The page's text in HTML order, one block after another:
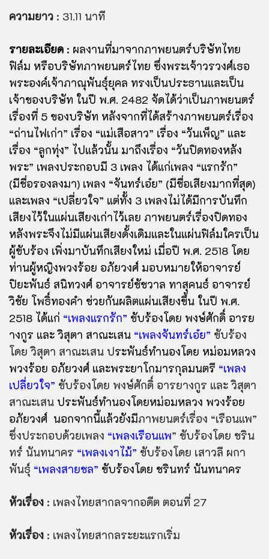
ความยาว : 31.11 นาที
รายละเอียด : ผลงานที่มาจากภาพยนตร์บริษัทไทย
ฟิล์ม หรือบริษัทภาพยนตร์ไทย ซึ่งพระเจ้าวรวงศ์เธอ
พระองค์เจ้าภาณุพันธ์ุยุคล ทรงเป็นประธานและเป็น
เจ้าของบริษัท ในปี พ.ศ. 2482 จัดได้ว่าเป็นภาพยนตร์
เรื่องที่ 5 ของบริษัท หลังจากที่ได้สร้างภาพยนตร์เรื่อง
“ถ่านไฟเก่า” เรื่อง “แม่เสือสาว” เรื่อง “วันเพ็ญ” และ
เรื่อง “ลูกทุ่ง” ไปแล้วนั้น มาถึงเรื่อง “วันปิดทองหลัง
พระ” เพลงประกอบมี 3 เพลง ได้แก่เพลง “แรกรัก”
(มีชื่อรองลงมา) เพลง “จันทร์เอ๋ย” (มีชื่อเสียงมากที่สุด)
และเพลง “เปลี่ยวใจ” แต่ทั้ง 3 เพลงไม่ได้มีการบันทึก
เสียงไว้ในแผ่นเสียงเก่าไว้เลย ภาพยนตร์เรื่องปิดทอง
หลังพระจึงไม่มีแผ่นเสียงดั้งเดิมและในแผ่นฟิล์มใครเป็น
ผู้ขับร้อง เพิ่งมาบันทึกเสียงใหม่ เมื่อปี พ.ศ. 2518 โดย
ท่านผู้หญิงพวงร้อย อภัยวงศ์ มอบหมายให้อาจารย์
ปิยะพันธ์ สนิทวงศ์ อาจารย์ชัชวาล ทาสุคนธ์ อาจารย์
วิชัย โพธิ์ทองคำ ช่วยกันผลิตแผ่นเสียงขึ้น ในปี พ.ศ.
2518 ได้แก่ “เพลงแรกรัก” ขับร้องโดย พงษ์ศักดิ์ อารย
างกูร และ วิสุตา สาณะเสน “เพลงจันทร์เอ๋ย” ขับร้อง
โดย วิสุตา สาณะเสน ประพันธ์ทำนองโดย หม่อมหลวง
พวงร้อย อภัยวงศ์ และพระยาโกมารกุลมนตรี “เพลง
เปลี่ยวใจ” ขับร้องโดย พงษ์ศักดิ์ อารยางกูร และ วิสุตา
สาณะเสน ประพันธ์ทำนองโดยหม่อมหลวง พวงร้อย
อภัยวงศ์ นอกจากนี้แล้วยังมีภาพยนตร์เรื่อง “เรือนแพ”
ซึ่งประกอบด้วยเพลง “เพลงเรือนแพ” ขับร้องโดย ชริน
ทร์ นันทนาคร “เพลงเงาไม้” ขับร้องโดย เสาวลี ผกา
พันธุ์ “เพลงสายชล” ขับร้องโดย ชรินทร์ นันทนาคร
หัวเรื่อง : เพลงไทยสากลจากอดีต ตอนที่ 27
หัวเรื่อง : เพลงไทยสากลระยะแรกเริ่ม